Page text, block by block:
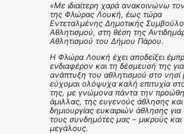
«Με ιδιαίτερη χαρά ανακοινώνω
της Φλώρας Λουκή, έως τώρα
Εντεταλμένης Δημοτικής
Αθλητισμού, στη θέση της
Αθλητισμού του Δήμου Πάρου.
Η Φλώρα Λουκή έχει αποδείξει
ενδιαφέρον και τη δέσμευσή της
ανάπτυξη του αθλητισμού στο νησί
εύχομαι ολόψυχα καλή επιτυχία
της, με γνώμονα πάντα την
άμιλλας, της ευγενούς άθλησης
δημιουργίας ευκαιριών άθλησης
τους συνδημότες μας – μικρούς και
μεγάλους.